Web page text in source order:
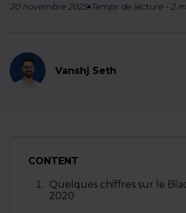
20 novembre 2025 Temps de lecture- 2
Vanshj Seth
CONTENT
Quelques chiffres sur le
2020